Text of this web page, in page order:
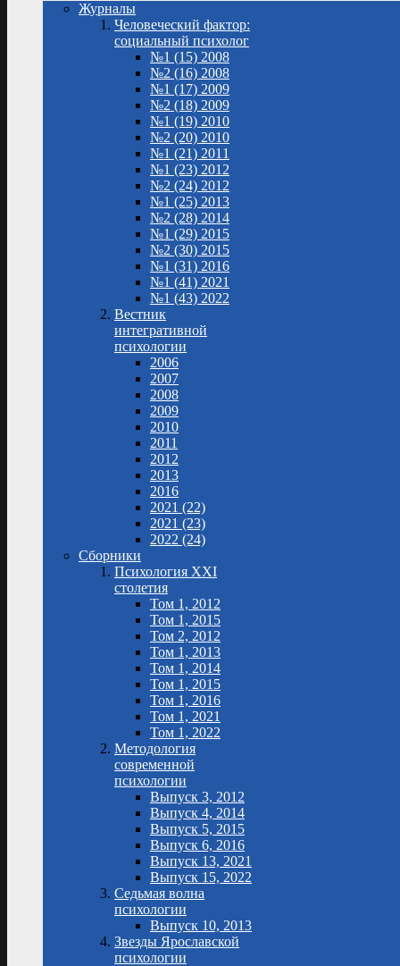
Журналы
Человеческий фактор:
социальный психолог
№1 (15) 2008
№2 (16) 2008
№1 (17) 2009
№2 (18) 2009
№1 (19) 2010
№2 (20) 2010
№1 (21) 2011
№1 (23) 2012
№2 (24) 2012
№1 (25) 2013
№2 (28) 2014
№1 (29) 2015
№2 (30) 2015
№1 (31) 2016
№1 (41) 2021
№1 (43) 2022
Вестник
интегративной
психологии
2006
2007
2008
2009
2010
2011
2012
2013
2016
2021 (22)
2021 (23)
2022 (24)
Сборники
Психология XXI
столетия
Том 1, 2012
Том 1, 2015
Том 2, 2012
Том 1, 2013
Том 1, 2014
Том 1, 2015
Том 1, 2016
Том 1, 2021
Том 1, 2022
Методология
современной
психологии
Выпуск 3, 2012
Выпуск 4, 2014
Выпуск 5, 2015
Выпуск 6, 2016
Выпуск 13, 2021
Выпуск 15, 2022
Седьмая волна
психологии
Выпуск 10, 2013
Звезды Ярославской
психологии